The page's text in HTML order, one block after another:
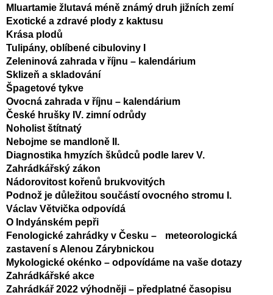
Mluartamie žlutavá méně známý druh jižních zemí
Exotické a zdravé plody z kaktusu
Krása plodů
Tulipány, oblíbené cibuloviny I
Zeleninová zahrada v říjnu – kalendárium
Sklizeň a skladování
Špagetové tykve
Ovocná zahrada v říjnu – kalendárium
České hrušky IV. zimní odrůdy
Noholist štítnatý
Nebojme se mandloně II.
Diagnostika hmyzích škůdců podle larev V.
Zahrádkářský zákon
Nádorovitost kořenů brukvovitých
Podnož je důležitou součástí ovocného stromu I.
Václav Větvička odpovídá
O Indyánském pepři
Fenologické zahrádky v Česku – meteorologická
zastavení s Alenou Zárybnickou
Mykologické okénko – odpovídáme na vaše dotazy
Zahrádkářské akce
Zahrádkář 2022 výhodněji – předplatné časopisu